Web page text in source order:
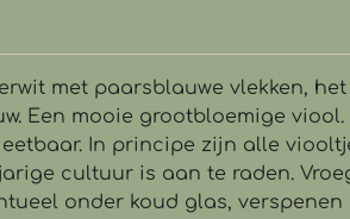
met paarsblauwe vlekken,
Een mooie grootbloemige
In principe zijn alle
cultuur is aan te raden.
onder koud glas,